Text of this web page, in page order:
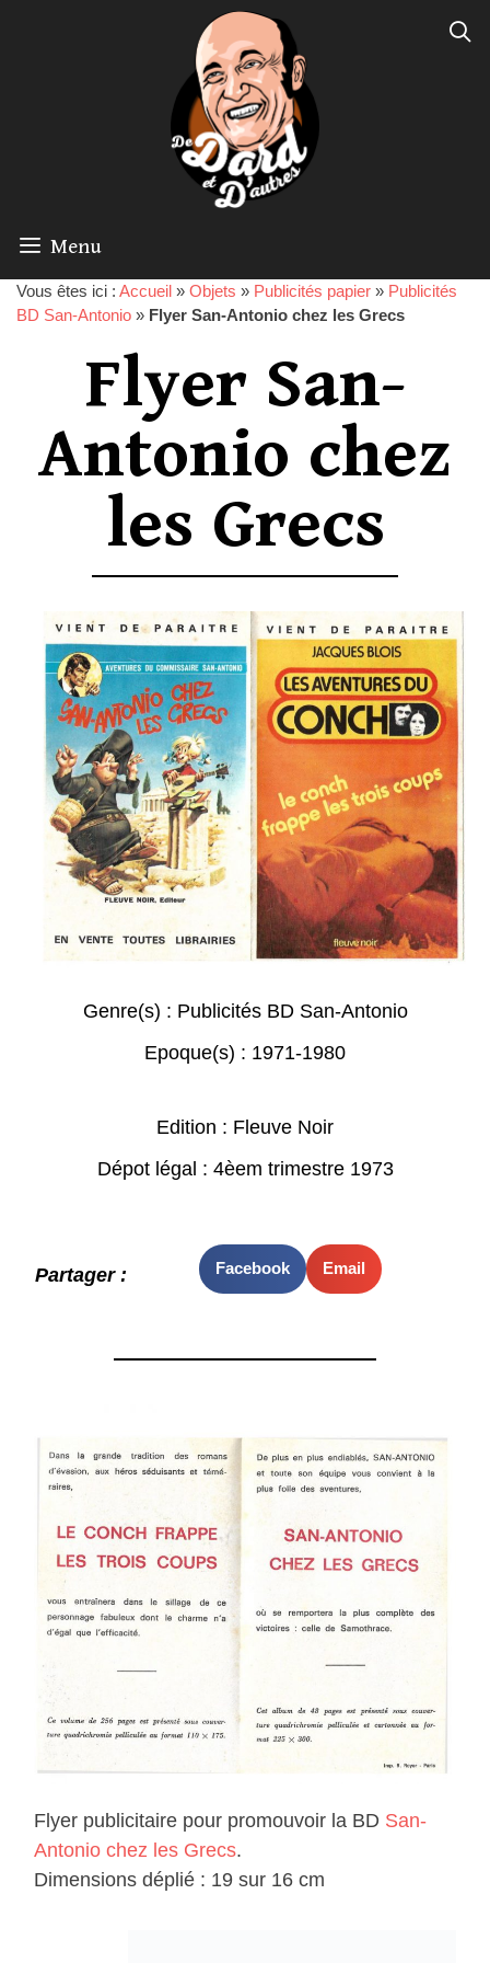
Menu
Vous êtes ici : Accueil » Objets » Publicités papier » Publicités
BD San-Antonio » Flyer San-Antonio chez les Grecs
Flyer San-
Antonio chez
les Grecs
Genre(s) : Publicités BD San-Antonio
Epoque(s) : 1971-1980
Edition : Fleuve Noir
Dépot légal : 4èem trimestre 1973
Partager : Facebook Email
Flyer publicitaire pour promouvoir la BD San-
Antonio chez les Grecs.
Dimensions déplié : 19 sur 16 cm